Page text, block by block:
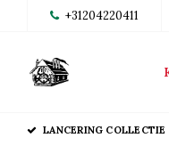
+31204220411
LANCERING